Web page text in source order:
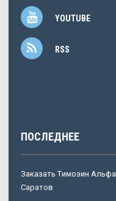
YOUTUBE
RSS
ПОСЛЕДНЕЕ
Заказать Tимозин Альфа
Саратов